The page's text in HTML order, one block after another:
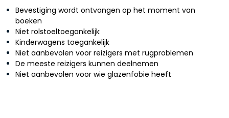
Bevestiging wordt ontvangen op het moment van
boeken
Niet rolstoeltoegankelijk
Kinderwagens toegankelijk
Niet aanbevolen voor reizigers met rugproblemen
De meeste reizigers kunnen deelnemen
Niet aanbevolen voor wie glazenfobie heeft